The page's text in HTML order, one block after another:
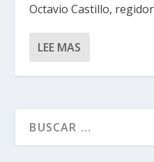
Octavio Castillo,
LEE MAS